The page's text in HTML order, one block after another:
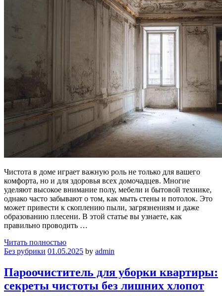
Чистота в доме играет важную роль не только для вашего
комфорта, но и для здоровья всех домочадцев. Многие
уделяют высокое внимание полу, мебели и бытовой технике,
однако часто забывают о том, как мыть стены и потолок. Это
может привести к скоплению пыли, загрязнениям и даже
образованию плесени. В этой статье вы узнаете, как
правильно проводить …
Читать полностью
Без рубрики 01.05.2025 by admin
Пароочиститель для уборки квартиры:
секреты чистоты без лишних хлопот